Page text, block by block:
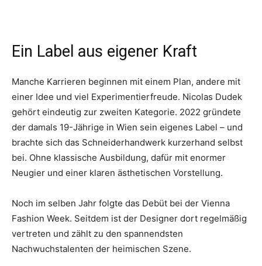
Ein Label aus eigener Kraft
Manche Karrieren beginnen mit einem Plan, andere mit
einer Idee und viel Experimentierfreude. Nicolas Dudek
gehört eindeutig zur zweiten Kategorie. 2022 gründete
der damals 19-Jährige in Wien sein eigenes Label – und
brachte sich das Schneiderhandwerk kurzerhand selbst
bei. Ohne klassische Ausbildung, dafür mit enormer
Neugier und einer klaren ästhetischen Vorstellung.
Noch im selben Jahr folgte das Debüt bei der Vienna
Fashion Week. Seitdem ist der Designer dort regelmäßig
vertreten und zählt zu den spannendsten
Nachwuchstalenten der heimischen Szene.